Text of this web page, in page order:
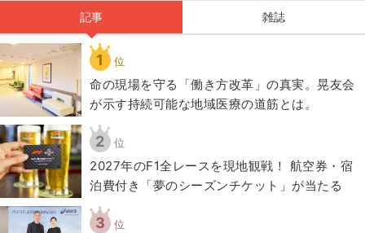
記事 雑誌
1 位
​命の現場を守る「働き方改革」の真実。晃友会
が示す持続可能な地域医療の道筋とは。
2 位
2027年のF1全レースを現地観戦！ 航空券・宿
泊費付き「夢のシーズンチケット」が当たる
3 位